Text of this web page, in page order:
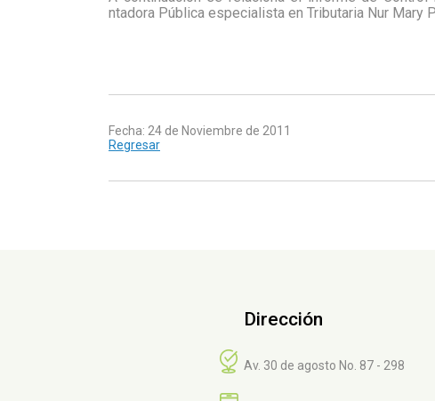
ntadora Pública especialista en Tributaria Nur Mary
Fecha: 24 de Noviembre de 2011
Regresar
Dirección
Av. 30 de agosto No. 87 - 298